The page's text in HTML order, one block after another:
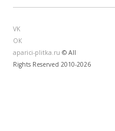
VK
ОК
aparici-plitka.ru © All
Rights Reserved 2010-2026